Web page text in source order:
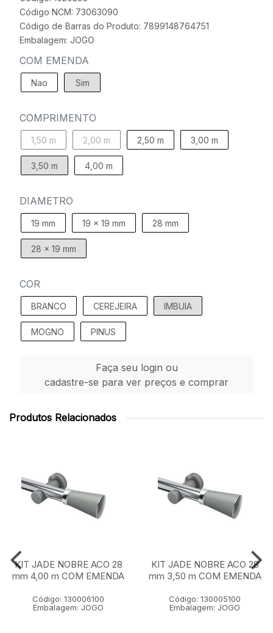
Código NCM: 73063090
Código de Barras do Produto: 7899148764751
Embalagem: JOGO
COM EMENDA
Nao Sim
COMPRIMENTO
1,50 m 2,00 m 2,50 m 3,00 m
3,50 m 4,00 m
DIAMETRO
19 mm 19 x 19 mm 28 mm
28 x 19 mm
COR
BRANCO CEREJEIRA IMBUIA
MOGNO PINUS
Faça seu login ou
cadastre-se para ver preços e comprar
Produtos Relacionados
KIT JADE NOBRE ACO 28
mm 4,00 m COM EMENDA
Código: 130006100
Embalagem: JOGO
KIT JADE NOBRE ACO 28
mm 3,50 m COM EMENDA
Código: 130005100
Embalagem: JOGO